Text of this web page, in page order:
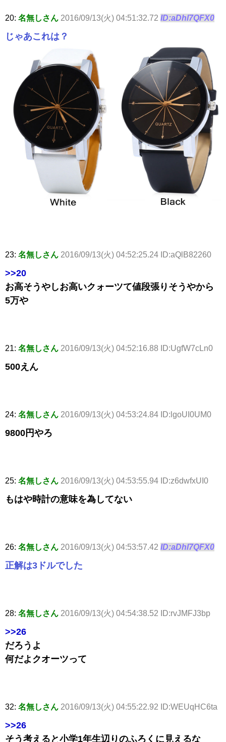
20: 名無しさん 2016/09/13(火) 04:51:32.72 ID:aDhl7QFX0
じゃあこれは？
23: 名無しさん 2016/09/13(火) 04:52:25.24 ID:aQlB82260
>>20
お高そうやしお高いクォーツて値段張りそうやから
5万や
21: 名無しさん 2016/09/13(火) 04:52:16.88 ID:UgfW7cLn0
500えん
24: 名無しさん 2016/09/13(火) 04:53:24.84 ID:lgoUI0UM0
9800円やろ
25: 名無しさん 2016/09/13(火) 04:53:55.94 ID:z6dwfxUI0
もはや時計の意味を為してない
26: 名無しさん 2016/09/13(火) 04:53:57.42 ID:aDhl7QFX0
正解は3ドルでした
28: 名無しさん 2016/09/13(火) 04:54:38.52 ID:rvJMFJ3bp
>>26
だろうよ
何だよクオーツって
32: 名無しさん 2016/09/13(火) 04:55:22.92 ID:WEUqHC6ta
>>26
そう考えると小学1年生辺りのふろくに見えるな